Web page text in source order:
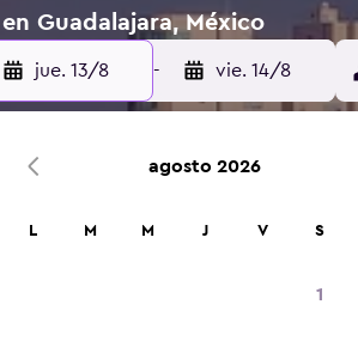
Guadalajara, México
jue. 13/8 - vie. 14/8
de hoteles y alojamientos.
agosto 2026
L M M J V S
1